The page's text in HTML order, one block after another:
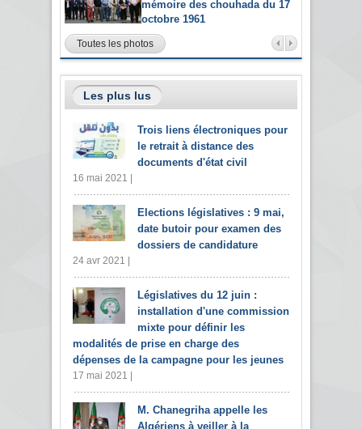
mémoire des chouhada du 17
octobre 1961
Toutes les photos
Les plus lus
Trois liens électroniques pour
le retrait à distance des
documents d'état civil
16 mai 2021 |
Elections législatives : 9 mai,
date butoir pour examen des
dossiers de candidature
24 avr 2021 |
Législatives du 12 juin :
installation d'une commission
mixte pour définir les
modalités de prise en charge des
dépenses de la campagne pour les jeunes
17 mai 2021 |
M. Chanegriha appelle les
Algériens à veiller à la